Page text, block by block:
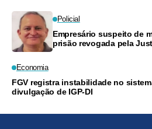
Policial
Empresário suspeito de
prisão revogada pela
Economia
FGV registra instabilidade no
divulgação de IGP-DI